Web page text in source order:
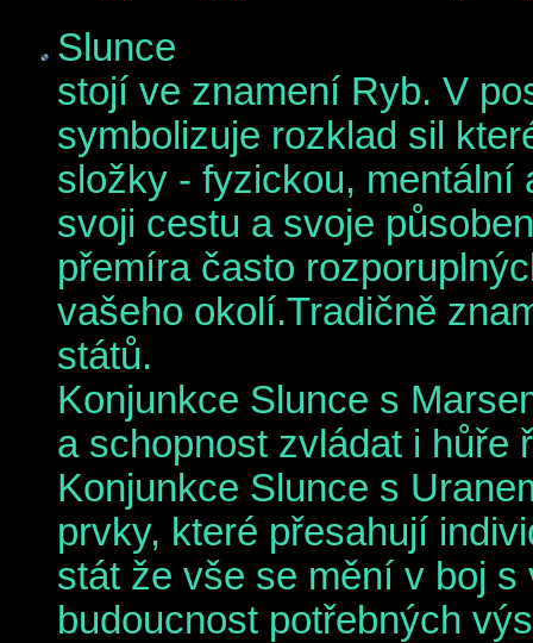
Slunce
stojí ve znamení Ryb. V
symbolizuje rozklad sil
složky - fyzickou, mentální
svoji cestu a svoje
přemíra často
vašeho okolí.Tradičně
států.
Konjunkce Slunce s
a schopnost zvládat i hůře
Konjunkce Slunce s
prvky, které přesahují
stát že vše se mění v boj
budoucnost potřebných